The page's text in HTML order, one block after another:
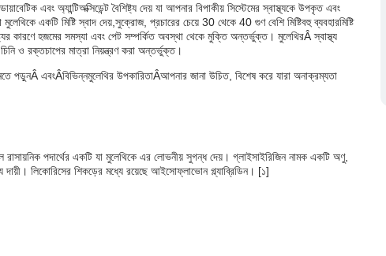
এবং অ্যান্টিঅক্সিডেন্ট বৈশিষ্ট্য দেয় যা আপনার বিপাকীয় সিস্টেমের স্বাস্থ্যকে উপকৃত এবং
একটি মিষ্টি স্বাদ দেয়, সুক্রোজ, প্রচারের চেয়ে 30 থেকে 40 গুণ বেশি মিষ্টিবহু ব্যবহারমিষ্টি
কারণে হজমের সমস্যা এবং পেট সম্পর্কিত অবস্থা থেকে মুক্তি অন্তর্ভুক্ত। মুলেথিরÂ স্বাস্থ্য
ও রক্তচাপের মাত্রা নিয়ন্ত্রণ করা অন্তর্ভুক্ত।
পড়ুনÂ এবংÂবিভিন্নমুলেথির উপকারিতাÂআপনার জানা উচিত, বিশেষ করে যারা অনাক্রম্যতা
পদার্থের একটি যা মুলেথিকে এর লোভনীয় সুগন্ধ দেয়। গ্লাইসাইরিজিন নামক একটি অণু,
দায়ী। লিকোরিসের শিকড়ের মধ্যে রয়েছে আইসোফ্লাভোন গ্ল্যাব্রিডিন। [১]